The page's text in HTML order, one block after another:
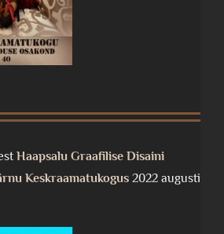
Haapsalu Graafilise Disaini
Keskraamatukogus 2022 augusti